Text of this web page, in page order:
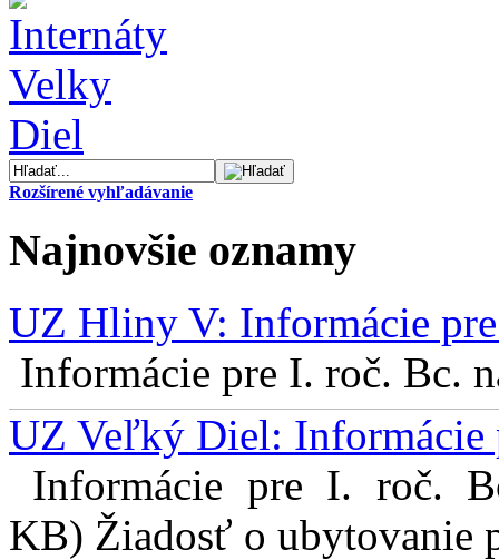
Rozšírené vyhľadávanie
Najnovšie oznamy
UZ Hliny V: Informácie
Informácie pre I. roč. Bc.
UZ Veľký Diel: Informácie
Informácie pre I. roč.
KB) Žiadosť o ubytovanie